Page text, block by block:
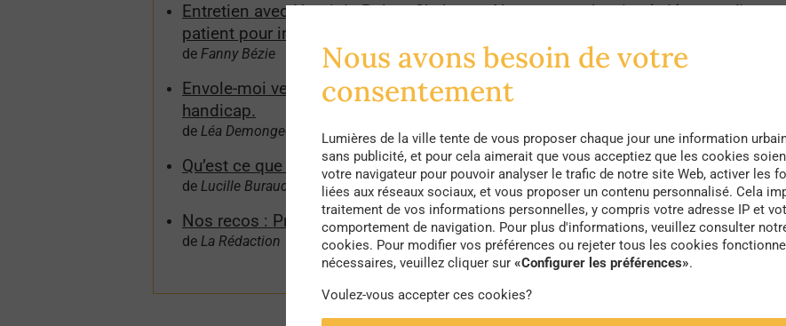
Entretien avec Henri de Rohan-Chabot : « Notre approche vise à dépasser
patient pour interroger l'impact sur l'entourage »
de Fanny Bézie
Envole-moi vers ma nouvelle autonomie : un dispositif pour les proches et
handicap.
de Léa Demongeot Marais
Qu’est ce que la conception universelle ?
de Lucille Buraud
Nos recos : Prendre soin de nos dépendances
de La Rédaction
Nous avons besoin de votre
consentement
Lumières de la ville tente de vous proposer chaque jour une information
sans publicité, et pour cela aimerait que vous acceptiez que les cookies
votre navigateur pour pouvoir analyser le trafic de notre site Web, activer les
liées aux réseaux sociaux, et vous proposer un contenu personnalisé. Cela
traitement de vos informations personnelles, y compris votre adresse IP et
comportement de navigation. Pour plus d'informations, veuillez consulter
cookies. Pour modifier vos préférences ou rejeter tous les cookies
nécessaires, veuillez cliquer sur «Configurer les préférences».
Voulez-vous accepter ces cookies?